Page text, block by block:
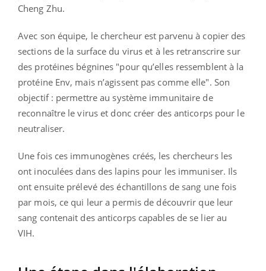
Cheng Zhu.
Avec son équipe, le chercheur est parvenu à copier des
sections de la surface du virus et à les retranscrire sur
des protéines bégnines "pour qu’elles ressemblent à la
protéine Env, mais n’agissent pas comme elle". Son
objectif : permettre au système immunitaire de
reconnaître le virus et donc créer des anticorps pour le
neutraliser.
Une fois ces immunogènes créés, les chercheurs les
ont inoculées dans des lapins pour les immuniser. Ils
ont ensuite prélevé des échantillons de sang une fois
par mois, ce qui leur a permis de découvrir que leur
sang contenait des anticorps capables de se lier au
VIH.